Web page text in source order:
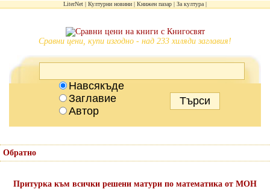
LiterNet Културни новини Книжен пазар За култура
Сравни цени, купи изгодно - над 233 хиляди заглавия!
Навсякъде
Заглавие
Автор
Обратно
Притурка към всички решени матури по математика от МОН